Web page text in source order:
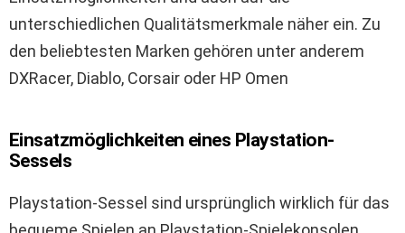
unterschiedlichen Qualitätsmerkmale näher ein. Zu
den beliebtesten Marken gehören unter anderem
DXRacer, Diablo, Corsair oder HP Omen
Einsatzmöglichkeiten eines Playstation-
Sessels
Playstation-Sessel sind ursprünglich wirklich für das